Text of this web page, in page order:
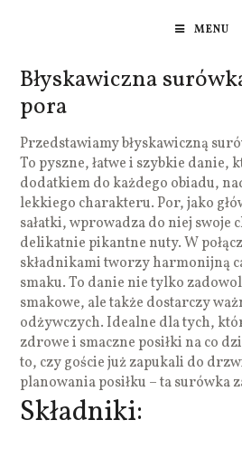
MENU
Błyskawiczna
pora
Przedstawiamy błyskawiczną
To pyszne, łatwe i szybkie danie,
dodatkiem do każdego obiadu,
lekkiego charakteru. Por, jako
sałatki, wprowadza do niej swoje
delikatnie pikantne nuty. W
składnikami tworzy harmonijną
smaku. To danie nie tylko
smakowe, ale także dostarczy
odżywczych. Idealne dla tych,
zdrowe i smaczne posiłki na co
to, czy goście już zapukali do
planowania posiłku – ta surówka
Składniki: